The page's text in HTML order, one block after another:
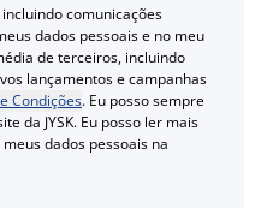
comunicações
dados pessoais e no meu
de terceiros, incluindo
lançamentos e campanhas
Condições. Eu posso sempre
da JYSK. Eu posso ler mais
dados pessoais na